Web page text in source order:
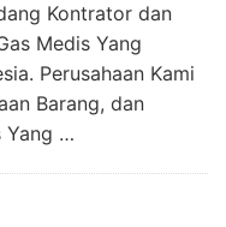
Kontrator dan
Medis Yang
Perusahaan Kami
Barang, dan
Yang …